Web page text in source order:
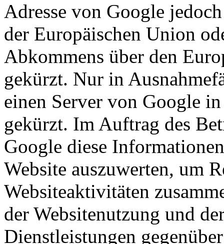
Adresse von Google
der Europäischen Union
Abkommens über den
gekürzt. Nur in
einen Server von Google
gekürzt. Im Auftrag des
Google diese
Website auszuwerten, um
Websiteaktivitäten
der Websitenutzung und
Dienstleistungen